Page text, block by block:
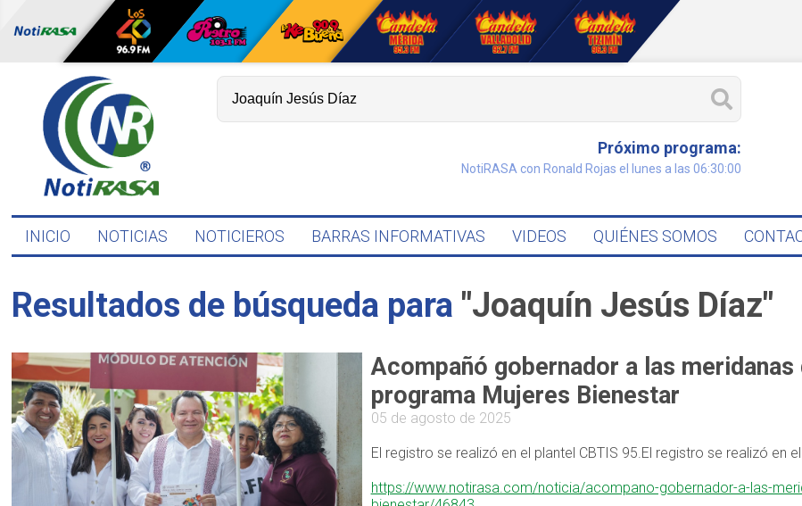
Próximo programa:
NotiRASA con Ronald Rojas el lunes a las 06:30:00
INICIO NOTICIAS NOTICIEROS BARRAS INFORMATIVAS VIDEOS QUIÉNES SOMOS
Resultados de búsqueda para "Joaquín Jesús Díaz"
Acompañó gobernador a las
programa Mujeres Bienestar
05 de agosto de 2025
El registro se realizó en el plantel CBTIS 95.El registro se realizó en
https://www.notirasa.com/noticia/acompano-gobernador-a-las-